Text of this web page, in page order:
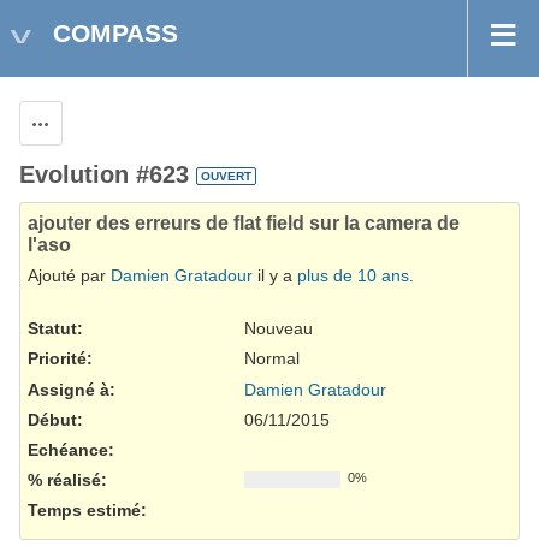
COMPASS
Evolution #623 OUVERT
ajouter des erreurs de flat field sur la camera de
l'aso
Ajouté par Damien Gratadour il y a plus de 10 ans.
Statut:
Nouveau
Priorité:
Normal
Assigné à:
Damien Gratadour
Début:
06/11/2015
Echéance:
% réalisé:
0%
Temps estimé: